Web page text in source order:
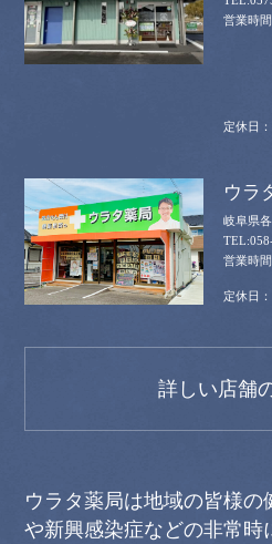
ウラ
岐阜県
詳しい店舗
ウラタ薬局は地域の皆様の
や新興感染症などの非常時